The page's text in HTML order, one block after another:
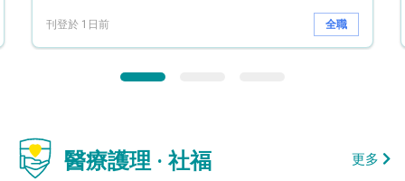
刊登於 1日前 全職
醫療護理 · 社福 更多